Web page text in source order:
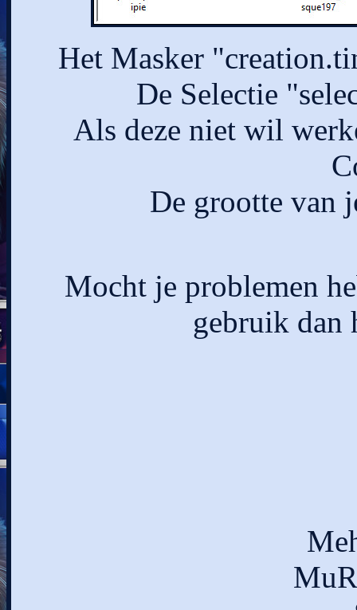
Het Masker
De Selectie
Als deze niet wil
De grootte van
Mocht je problemen
gebruik dan